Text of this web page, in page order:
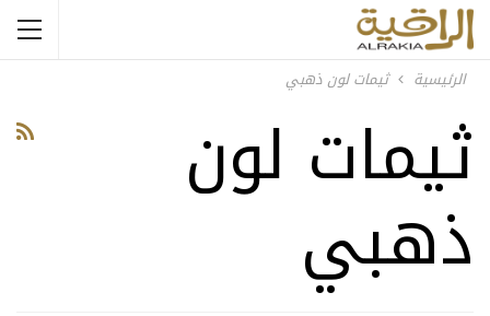
الرئيسية ثيمات لون ذهبي
ثيمات لون
ذهبي